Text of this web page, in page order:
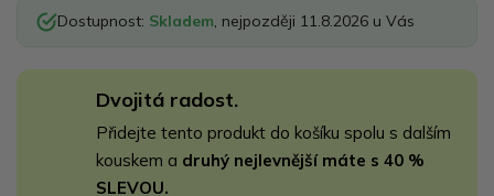
Dostupnost: Skladem, nejpozději 11.8.2026 u Vás
Dvojitá radost.
Přidejte tento produkt do košíku spolu s dalším
kouskem a druhý nejlevnější máte s 40 %
SLEVOU.